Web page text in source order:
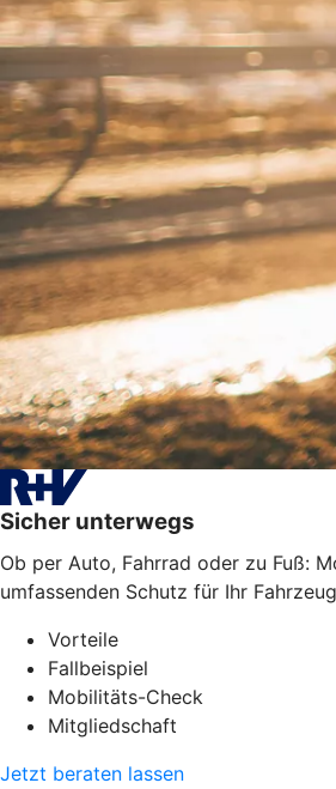
Sicher unterwegs
Ob per Auto, Fahrrad oder zu Fuß:
umfassenden Schutz für Ihr
Vorteile
Fallbeispiel
Mobilitäts-Check
Mitgliedschaft
Jetzt beraten lassen